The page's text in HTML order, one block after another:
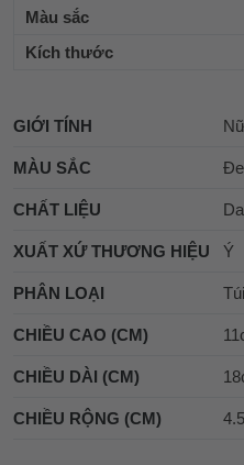
Màu sắc
Kích thước
GIỚI TÍNH
MÀU SẮC
CHẤT LIỆU
XUẤT XỨ THƯƠNG HIỆU Ý
PHÂN LOẠI
CHIỀU CAO (CM)
CHIỀU DÀI (CM)
CHIỀU RỘNG (CM)